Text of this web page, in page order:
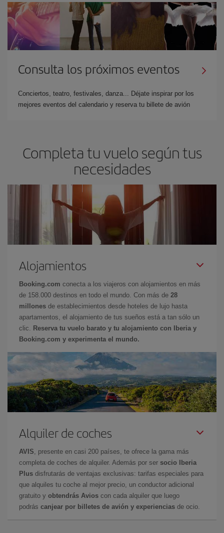
Consulta los próximos eventos
Conciertos, teatro, festivales, danza... Déjate inspirar por los
mejores eventos del calendario y reserva tu billete de avión
Completa tu vuelo según tus
necesidades
Alojamientos
Booking.com conecta a los viajeros con alojamientos en más
de 158.000 destinos en todo el mundo. Con más de 28
millones de establecimientos desde hoteles de lujo hasta
apartamentos, el alojamiento de tus sueños está a tan sólo un
clic.
Reserva tu vuelo barato y tu alojamiento con Iberia y
Booking.com y experimenta el mundo.
Alquiler de coches
AVIS , presente en casi 200 países, te ofrece la gama más
completa de coches de alquiler. Además por ser socio Iberia
Plus disfrutarás de ventajas exclusivas: tarifas especiales para
que alquiles tu coche al mejor precio, un conductor adicional
gratuito y obtendrás Avios con cada alquiler que luego
podrás canjear por billetes de avión y experiencias de ocio.